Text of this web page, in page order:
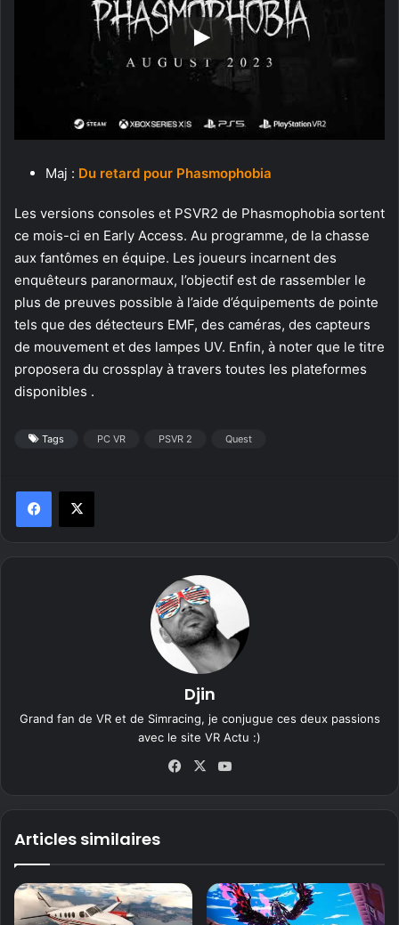
Maj : Du retard pour Phasmophobia
Les versions consoles et PSVR2 de Phasmophobia sortent
ce mois-ci en Early Access. Au programme, de la chasse
aux fantômes en équipe. Les joueurs incarnent des
enquêteurs paranormaux, l’objectif est de rassembler le
plus de preuves possible à l’aide d’équipements de pointe
tels que des détecteurs EMF, des caméras, des capteurs
de mouvement et des lampes UV. Enfin, à noter que le titre
proposera du crossplay à travers toutes les plateformes
disponibles .
Tags PC VR PSVR 2 Quest
Djin
Grand fan de VR et de Simracing, je conjugue ces deux passions
avec le site VR Actu :)
Fa
X
Articles similaires